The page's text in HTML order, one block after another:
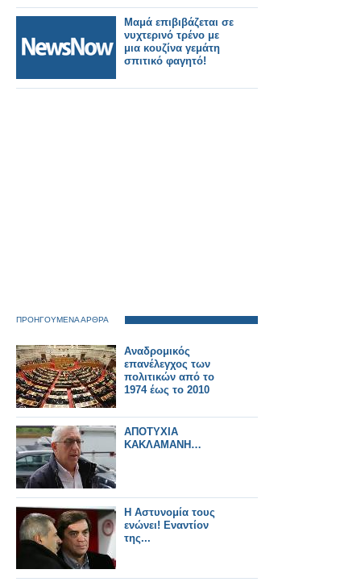
Μαμά επιβιβάζεται σε
νυχτερινό τρένο με
μια κουζίνα γεμάτη
σπιτικό φαγητό!
ΠΡΟΗΓΟΥΜΕΝΑ ΑΡΘΡΑ
Αναδρομικός
επανέλεγχος των
πολιτικών από το
1974 έως το 2010
ΑΠΟΤΥΧΙΑ
ΚΑΚΛΑΜΑΝΗ…
Η Αστυνομία τους
ενώνει! Εναντίον
της...